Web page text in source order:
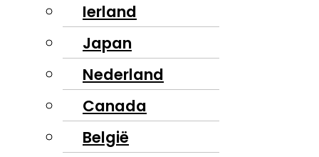
Ierland
Japan
Nederland
Canada
België